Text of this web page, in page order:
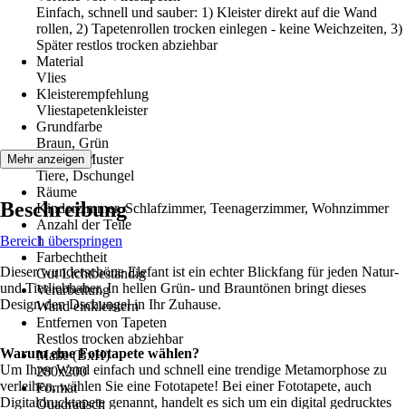
Einfach, schnell und sauber: 1) Kleister direkt auf die Wand
rollen, 2) Tapetenrollen trocken einlegen - keine Weichzeiten, 3)
Später restlos trocken abziehbar
Material
Vlies
Kleisterempfehlung
Vliestapetenkleister
Grundfarbe
Braun, Grün
Dekor / Muster
Tiere, Dschungel
Räume
Kinderzimmer, Schlafzimmer, Teenagerzimmer, Wohnzimmer
Anzahl der Teile
1
Farbechtheit
Gut Lichtbeständig
Verarbeitung
Wand einkleistern
Entfernen von Tapeten
Restlos trocken abziehbar
Maße (BxH)
280x200
Format
Quadratisch
Mehr anzeigen
Beschreibung
Bereich überspringen
Dieser wunderschöne Elefant ist ein echter Blickfang für jeden Natur-
und Tierliebhaber. In hellen Grün- und Brauntönen bringt dieses
Design den Dschungel in Ihr Zuhause.
Warum eine Fototapete wählen?
Um Ihrer Wand einfach und schnell eine trendige Metamorphose zu
verleihen, wählen Sie eine Fototapete! Bei einer Fototapete, auch
Digitaldrucktapete genannt, handelt es sich um ein digital gedrucktes